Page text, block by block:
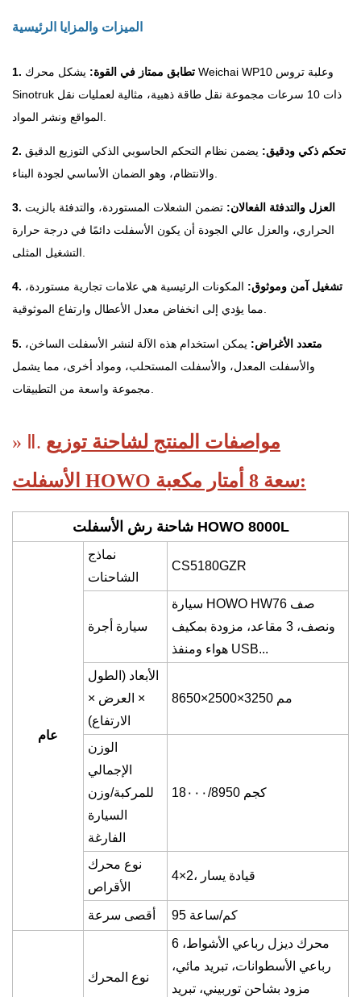
الميزات والمزايا الرئيسية
1. تطابق ممتاز في القوة: يشكل محرك Weichai WP10 وعلبة تروس
Sinotruk ذات 10 سرعات مجموعة نقل طاقة ذهبية، مثالية لعمليات نقل
2. تحكم ذكي ودقيق: يضمن نظام التحكم الحاسوبي الذكي التوزيع الدقيق
3. العزل والتدفئة الفعالان: تضمن الشعلات المستوردة، والتدفئة بالزيت
الحراري، والعزل عالي الجودة أن يكون الأسفلت دائمًا في درجة حرارة
4. تشغيل آمن وموثوق: المكونات الرئيسية هي علامات تجارية مستوردة،
5. متعدد الأغراض: يمكن استخدام هذه الآلة لنشر الأسفلت الساخن،
والأسفلت المعدل، والأسفلت المستحلب، ومواد أخرى، مما يشمل
» Ⅱ. مواصفات المنتج لشاحنة توزيع
الأسفلت HOWO سعة 8 أمتار مكعبة:
شاحنة رش الأسفلت HOWO 8000L
عام
نماذج
الشاحنات
CS5180GZR
سيارة أجرة
سيارة HOWO HW76 صف
ونصف، 3 مقاعد، مزودة بمكيف
هواء ومنفذ USB...
الأبعاد (الطول
× العرض ×
الارتفاع)
8650×2500×32 50 مم
الوزن
الإجمالي
للمركبة/وزن
السيارة
الفارغة
18٠٠٠/89 50 كجم
نوع محرك
الأقراص
4×2، قيادة يسار
أقصى سرعة 95 كم/ساعة
نوع المحرك
6
رباعي الأسطوانات، تبريد مائي،
مزود بشاحن توربيني، تبريد